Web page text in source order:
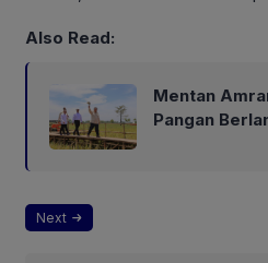
Also Read:
Mentan
Pangan
Next